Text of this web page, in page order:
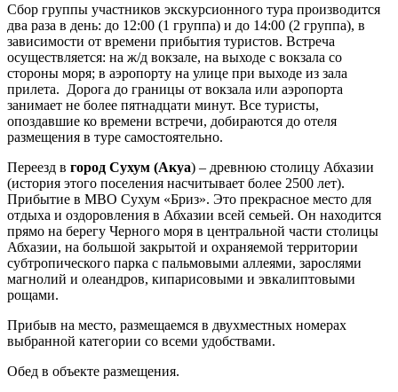
Сбор группы участников экскурсионного тура производится
два раза в день: до 12:00 (1 группа) и до 14:00 (2 группа), в
зависимости от времени прибытия туристов. Встреча
осуществляется: на ж/д вокзале, на выходе с вокзала со
стороны моря; в аэропорту на улице при выходе из зала
прилета. Дорога до границы от вокзала или аэропорта
занимает не более пятнадцати минут. Все туристы,
опоздавшие ко времени встречи, добираются до отеля
размещения в туре самостоятельно.
Переезд в город Сухум (Акуа) – древнюю столицу Абхазии
(история этого поселения насчитывает более 2500 лет).
Прибытие в МВО Сухум «Бриз». Это прекрасное место для
отдыха и оздоровления в Абхазии всей семьей. Он находится
прямо на берегу Черного моря в центральной части столицы
Абхазии, на большой закрытой и охраняемой территории
субтропического парка с пальмовыми аллеями, зарослями
магнолий и олеандров, кипарисовыми и эвкалиптовыми
рощами.
Прибыв на место, размещаемся в двухместных номерах
выбранной категории со всеми удобствами.
Обед в объекте размещения.